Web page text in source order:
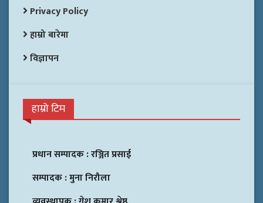
Privacy Policy
हाम्रो बारेमा
विज्ञापन
हाम्रो टिम
प्रधान सम्पादक :रञ्जित प्रसाई
सम्पादक :मुना निरौला